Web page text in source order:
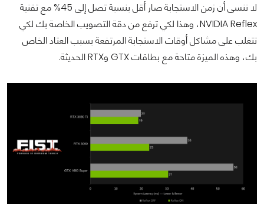
لا ننسى أن زمن الاستجابة صار أقل بنسبة تصل إلى 45% مع تقنية
NVIDIA Reflex، وهذا لكي ترفع من دقة التصويب الخاصة بك لكي
تتغلب على مشاكل أوقات الاستجابة المرتفعة بسبب العتاد الخاص
بك، وهذه الميزة متاحة مع بطاقات GTX وRTX الحديثة.